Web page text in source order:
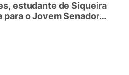
estudante de Siqueira
para o Jovem Senador